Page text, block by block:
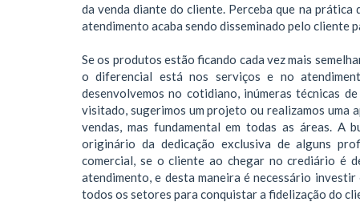
da venda diante do cliente. Perceba que na
atendimento acaba sendo disseminado pelo cliente
Se os produtos estão ficando cada vez mais
o diferencial está nos serviços e no
desenvolvemos no cotidiano, inúmeras técnicas
visitado, sugerimos um projeto ou realizamos uma
vendas, mas fundamental em todas as áreas. A
originário da dedicação exclusiva de alguns
comercial, se o cliente ao chegar no crediário é
atendimento, e desta maneira é necessário
todos os setores para conquistar a fidelização do